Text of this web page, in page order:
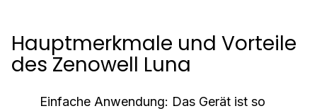
Hauptmerkmale und Vorteile
des Zenowell Luna
Einfache Anwendung: Das Gerät ist so